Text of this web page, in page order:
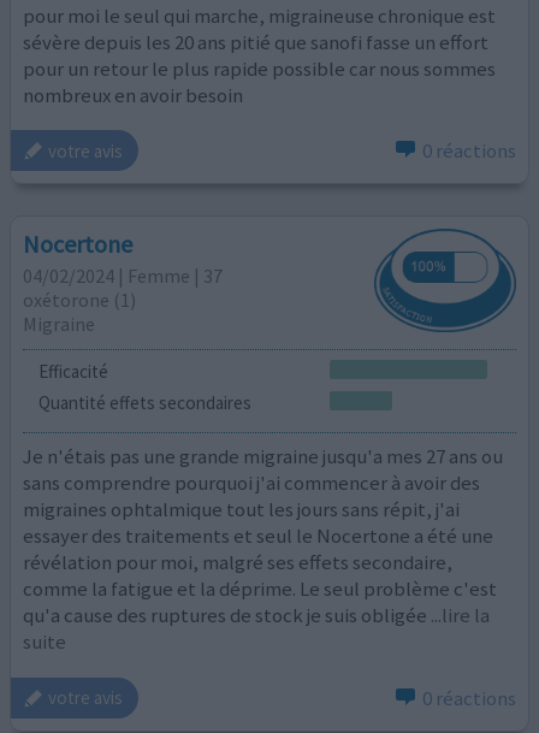
pour moi le seul qui marche, migraineuse chronique est
sévère depuis les 20 ans pitié que sanofi fasse un effort
pour un retour le plus rapide possible car nous sommes
nombreux en avoir besoin
votre avis 0 réactions
Nocertone
04/02/2024 | Femme | 37
oxétorone (1)
Migraine
Efficacité
Quantité effets secondaires
Je n'étais pas une grande migraine jusqu'a mes 27 ans ou
sans comprendre pourquoi j'ai commencer à avoir des
migraines ophtalmique tout les jours sans répit, j'ai
essayer des traitements et seul le Nocertone a été une
révélation pour moi, malgré ses effets secondaire,
comme la fatigue et la déprime. Le seul problème c'est
qu'a cause des ruptures de stock je suis obligée ...lire la
suite
votre avis 0 réactions